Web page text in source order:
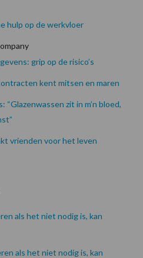
hulp op de werkvloer
grip op de risico’s
kent mitsen en maren
“Glazenwassen zit in m’n bloed,
vrienden voor het leven
als het niet nodig is, kan
als het niet nodig is, kan